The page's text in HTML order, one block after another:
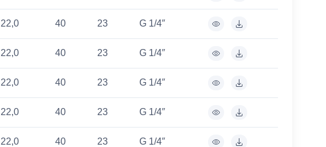
22,0 40 23 G 1/4″
22,0 40 23 G 1/4″
22,0 40 23 G 1/4″
22,0 40 23 G 1/4″
22,0 40 23 G 1/4″